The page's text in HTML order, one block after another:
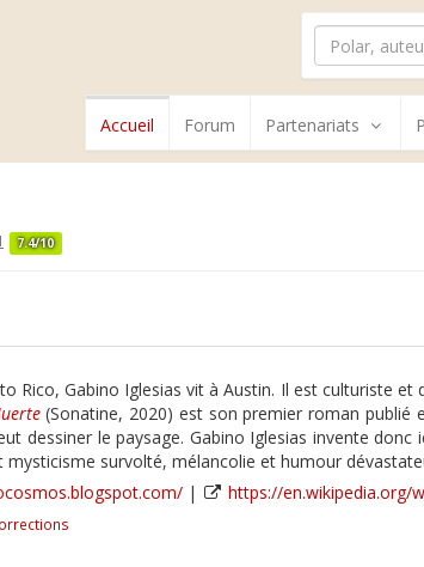
Accueil Forum Partenariats
7.4/10
Rico, Gabino Iglesias vit à Austin. Il est culturiste et
(Sonatine, 2020) est son premier roman publié
dessiner le paysage. Gabino Iglesias invente donc
mysticisme survolté, mélancolie et humour
| https://en.wikipedia.org/